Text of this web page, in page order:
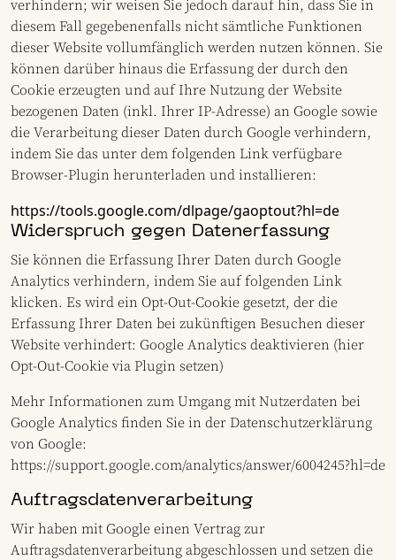
verhindern; wir weisen Sie jedoch darauf hin, dass Sie in
diesem Fall gegebenenfalls nicht sämtliche Funktionen
dieser Website vollumfänglich werden nutzen können. Sie
können darüber hinaus die Erfassung der durch den
Cookie erzeugten und auf Ihre Nutzung der Website
bezogenen Daten (inkl. Ihrer IP-Adresse) an Google sowie
die Verarbeitung dieser Daten durch Google verhindern,
indem Sie das unter dem folgenden Link verfügbare
Browser-Plugin herunterladen und installieren:
https://tools.google.com/dlpage/gaoptout?hl=de
Widerspruch gegen Datenerfassung
Sie können die Erfassung Ihrer Daten durch Google
Analytics verhindern, indem Sie auf folgenden Link
klicken. Es wird ein Opt-Out-Cookie gesetzt, der die
Erfassung Ihrer Daten bei zukünftigen Besuchen dieser
Website verhindert: Google Analytics deaktivieren (hier
Opt-Out-Cookie via Plugin setzen)
Mehr Informationen zum Umgang mit Nutzerdaten bei
Google Analytics finden Sie in der Datenschutzerklärung
von Google:
https://support.google.com/analytics/answer/6004245?hl=de
Auftragsdatenverarbeitung
Wir haben mit Google einen Vertrag zur
Auftragsdatenverarbeitung abgeschlossen und setzen die